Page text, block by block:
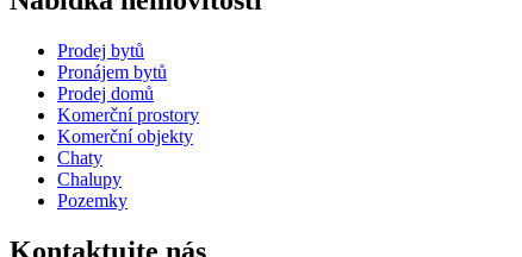
Prodej bytů
Pronájem bytů
Prodej domů
Komerční prostory
Komerční objekty
Chaty
Chalupy
Pozemky